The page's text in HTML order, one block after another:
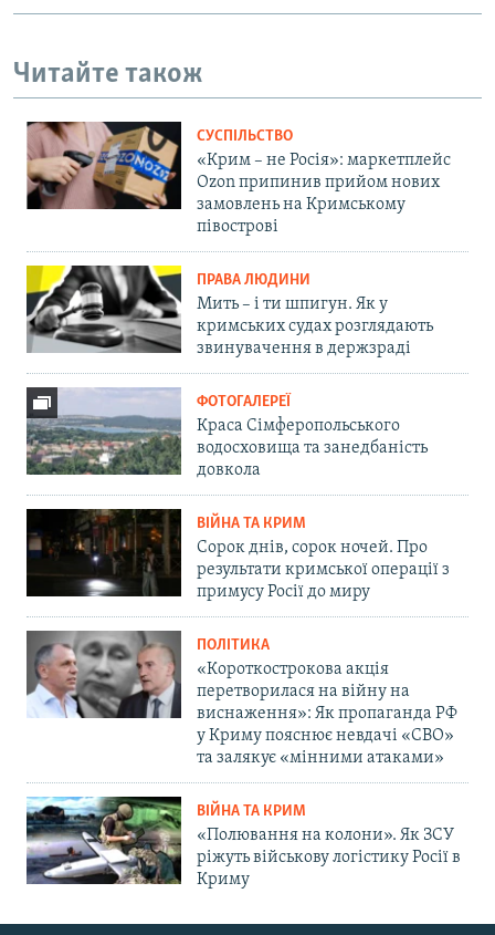
Читайте також
СУСПІЛЬСТВО
«Крим – не Росія»: маркетплейс
Ozon припинив прийом нових
замовлень на Кримському
півострові
ПРАВА ЛЮДИНИ
Мить – і ти шпигун. Як у
кримських судах розглядають
звинувачення в держзраді
ФОТОГАЛЕРЕЇ
Краса Сімферопольського
водосховища та занедбаність
довкола
ВІЙНА ТА КРИМ
Сорок днів, сорок ночей. Про
результати кримської операції з
примусу Росії до миру
ПОЛІТИКА
«Короткострокова акція
перетворилася на війну на
виснаження»: Як пропаганда РФ
у Криму пояснює невдачі «СВО»
та залякує «мінними атаками»
ВІЙНА ТА КРИМ
«Полювання на колони». Як ЗСУ
ріжуть військову логістику Росії в
Криму